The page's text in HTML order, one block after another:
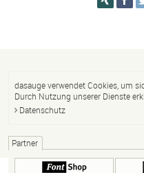
dasauge verwendet Cookies, um
Durch Nutzung unserer Dienste
Datenschutz
Partner